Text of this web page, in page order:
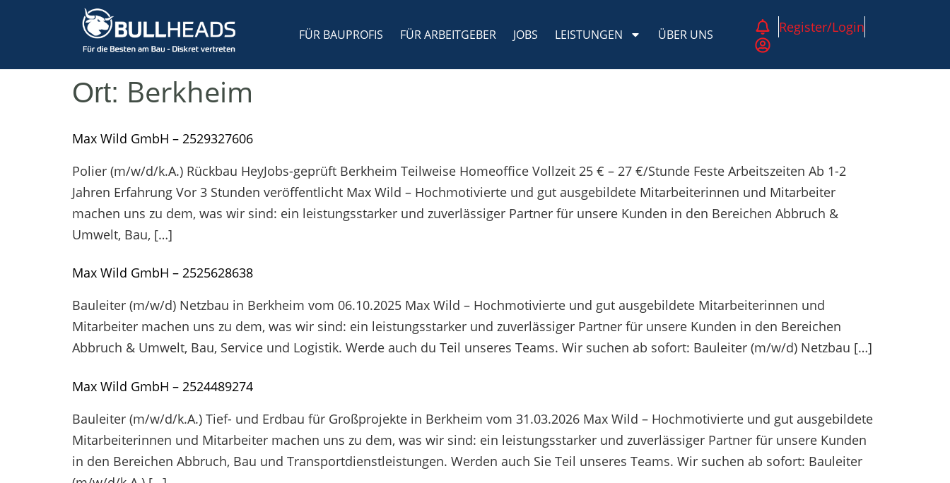
FÜR BAUPROFIS FÜR ARBEITGEBER JOBS LEISTUNGEN ÜBER UNS Register/Login
Ort: Berkheim
Max Wild GmbH – 2529327606
Polier (m/w/d/k.A.) Rückbau HeyJobs-geprüft Berkheim Teilweise Homeoffice Vollzeit 25 € – 27 €/Stunde Feste Arbeitszeiten Ab 1-2
Jahren Erfahrung Vor 3 Stunden veröffentlicht Max Wild – Hochmotivierte und gut ausgebildete Mitarbeiterinnen und Mitarbeiter
machen uns zu dem, was wir sind: ein leistungsstarker und zuverlässiger Partner für unsere Kunden in den Bereichen Abbruch &
Umwelt, Bau, […]
Max Wild GmbH – 2525628638
Bauleiter (m/w/d) Netzbau in Berkheim vom 06.10.2025 Max Wild – Hochmotivierte und gut ausgebildete Mitarbeiterinnen und
Mitarbeiter machen uns zu dem, was wir sind: ein leistungsstarker und zuverlässiger Partner für unsere Kunden in den Bereichen
Abbruch & Umwelt, Bau, Service und Logistik. Werde auch du Teil unseres Teams. Wir suchen ab sofort: Bauleiter (m/w/d) Netzbau […]
Max Wild GmbH – 2524489274
Bauleiter (m/w/d/k.A.) Tief- und Erdbau für Großprojekte in Berkheim vom 31.03.2026 Max Wild – Hochmotivierte und gut ausgebildete
Mitarbeiterinnen und Mitarbeiter machen uns zu dem, was wir sind: ein leistungsstarker und zuverlässiger Partner für unsere Kunden
in den Bereichen Abbruch, Bau und Transportdienstleistungen. Werden auch Sie Teil unseres Teams. Wir suchen ab sofort: Bauleiter